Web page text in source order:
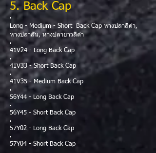
5. Back Cap
Long - Medium - Short Back Cap หางปลาสีดำ,
หางปลาสั้น, หางปลายาวสีดำ
41V24 - Long Back Cap
41V33 - Short Back Cap
41V35 - Medium Back Cap
56Y44 - Long Back Cap
56Y45 - Short Back Cap
57Y02 - Long Back Cap
57Y04 - Short Back Cap